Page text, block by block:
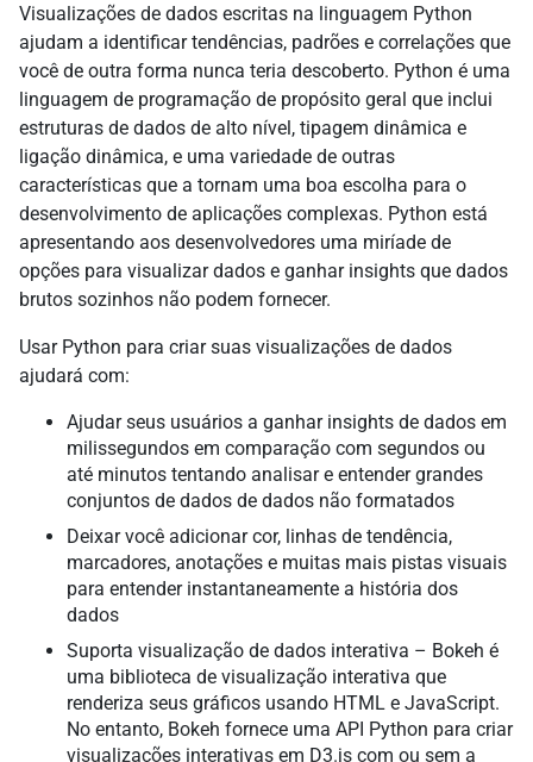
Visualizações de dados escritas na linguagem Python
ajudam a identificar tendências, padrões e correlações que
você de outra forma nunca teria descoberto. Python é uma
linguagem de programação de propósito geral que inclui
estruturas de dados de alto nível, tipagem dinâmica e
ligação dinâmica, e uma variedade de outras
características que a tornam uma boa escolha para o
desenvolvimento de aplicações complexas. Python está
apresentando aos desenvolvedores uma miríade de
opções para visualizar dados e ganhar insights que dados
brutos sozinhos não podem fornecer.
Usar Python para criar suas visualizações de dados
ajudará com:
Ajudar seus usuários a ganhar insights de dados em
milissegundos em comparação com segundos ou
até minutos tentando analisar e entender grandes
conjuntos de dados de dados não formatados
Deixar você adicionar cor, linhas de tendência,
marcadores, anotações e muitas mais pistas visuais
para entender instantaneamente a história dos
dados
Suporta visualização de dados interativa – Bokeh é
uma biblioteca de visualização interativa que
renderiza seus gráficos usando HTML e JavaScript.
No entanto, Bokeh fornece uma API Python para criar
visualizações interativas em D3.js com ou sem a